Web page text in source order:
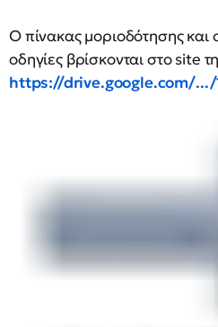
Ο πίνακας μοριοδότησης και
οδηγίες βρίσκονται στο site
https://drive.google.com/